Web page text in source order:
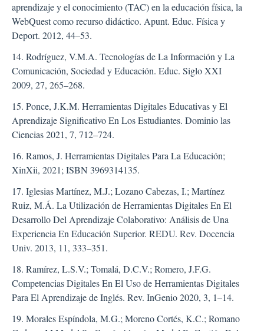
aprendizaje y el conocimiento (TAC) en la educación física, la
WebQuest como recurso didáctico. Apunt. Educ. Física y
Deport. 2012, 44–53.
14. Rodríguez, V.M.A. Tecnologías de La Información y La
Comunicación, Sociedad y Educación. Educ. Siglo XXI
2009, 27, 265–268.
15. Ponce, J.K.M. Herramientas Digitales Educativas y El
Aprendizaje Significativo En Los Estudiantes. Dominio las
Ciencias 2021, 7, 712–724.
16. Ramos, J. Herramientas Digitales Para La Educación;
XinXii, 2021; ISBN 3969314135.
17. Iglesias Martínez, M.J.; Lozano Cabezas, I.; Martínez
Ruiz, M.Á. La Utilización de Herramientas Digitales En El
Desarrollo Del Aprendizaje Colaborativo: Análisis de Una
Experiencia En Educación Superior. REDU. Rev. Docencia
Univ. 2013, 11, 333–351.
18. Ramírez, L.S.V.; Tomalá, D.C.V.; Romero, J.F.G.
Competencias Digitales En El Uso de Herramientas Digitales
Para El Aprendizaje de Inglés. Rev. InGenio 2020, 3, 1–14.
19. Morales Espíndola, M.G.; Moreno Cortés, K.C.; Romano